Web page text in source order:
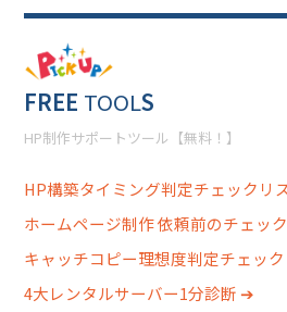
FREE TOOLS
HP制作サポートツール【無料！】
HP構築タイミング判定チェックリ
ホームページ制作 依頼前のチェッ
キャッチコピー理想度判定チェッ
4大レンタルサーバー1分診断 ➔